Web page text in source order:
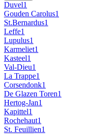
Duvel1
Gouden Carolus1
St.Bernardus1
Leffe1
Lupulus1
Karmeliet1
Kasteel1
Val-Dieu1
La Trappe1
Corsendonk1
De Glazen Toren1
Hertog-Jan1
Kapittel1
Rochehaut1
St. Feuillien1